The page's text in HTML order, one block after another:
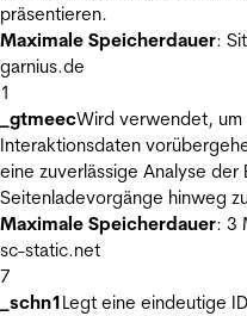
präsentieren.
Maximale Speicherdauer:
garnius.de
1
_gtmeecWird verwendet,
Interaktionsdaten
eine zuverlässige Analyse der
Seitenladevorgänge hinweg
Maximale Speicherdauer: 3
sc-static.net
7
_schn1Legt eine eindeutige